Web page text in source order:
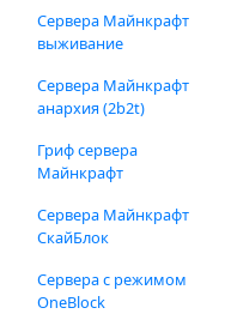
Сервера Майнкрафт
выживание
Сервера Майнкрафт
анархия (2b2t)
Гриф сервера
Майнкрафт
Сервера Майнкрафт
СкайБлок
Сервера с режимом
OneBlock